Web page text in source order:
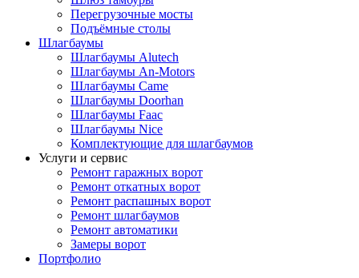
Перегрузочные мосты
Подъёмные столы
Шлагбаумы
Шлагбаумы Alutech
Шлагбаумы An-Motors
Шлагбаумы Came
Шлагбаумы Doorhan
Шлагбаумы Faac
Шлагбаумы Nice
Комплектующие для шлагбаумов
Услуги и сервис
Ремонт гаражных ворот
Ремонт откатных ворот
Ремонт распашных ворот
Ремонт шлагбаумов
Ремонт автоматики
Замеры ворот
Портфолио